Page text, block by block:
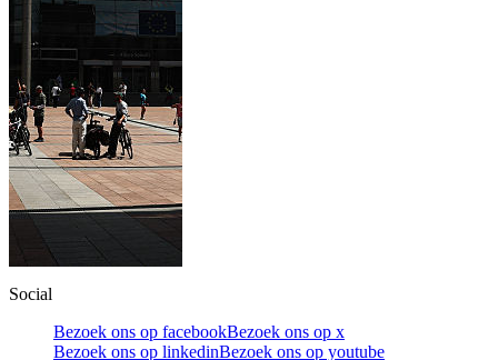
Social
Bezoek ons op facebookBezoek ons op x
Bezoek ons op linkedinBezoek ons op youtube